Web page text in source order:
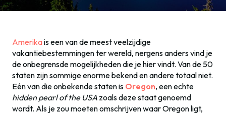
Amerikais een van de meest veelzijdige
vakantiebestemmingen ter wereld, nergens anders vind je
de onbegrensde mogelijkheden die je hier vindt. Van de 50
staten zijn sommige enorme bekend en andere totaal niet.
Eén van die onbekende staten is Oregon, een echte
hidden pearl of the USA zoals deze staat genoemd
wordt. Als je zou moeten omschrijven waar Oregon ligt,